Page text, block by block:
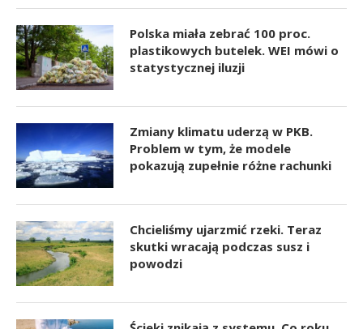
Polska miała zebrać 100 proc.
plastikowych butelek. WEI mówi o
statystycznej iluzji
Zmiany klimatu uderzą w PKB.
Problem w tym, że modele
pokazują zupełnie różne rachunki
Chcieliśmy ujarzmić rzeki. Teraz
skutki wracają podczas susz i
powodzi